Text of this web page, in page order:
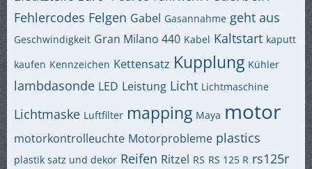
Fehlercodes Felgen Gabel Gasannahme geht aus
Geschwindigkeit Gran Milano 440 Kabel Kaltstart kaputt
kaufen Kennzeichen Kettensatz Kupplung Kühler
lambdasonde LED Leistung Licht Lichtmaschine
Lichtmaske Luftfilter mapping Maya motor
motorkontrolleuchte Motorprobleme plastics
plastik satz und dekor Reifen Ritzel RS RS 125 R rs125r